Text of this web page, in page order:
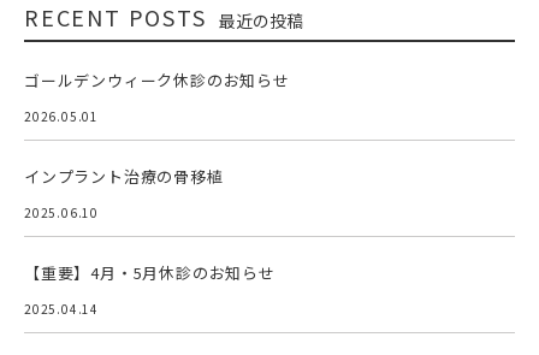
RECENT POSTS 最近の投稿
ゴールデンウィーク休診のお知らせ
2026.05.01
インプラント治療の骨移植
2025.06.10
【重要】4月・5月休診のお知らせ
2025.04.14